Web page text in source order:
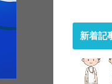
新着記